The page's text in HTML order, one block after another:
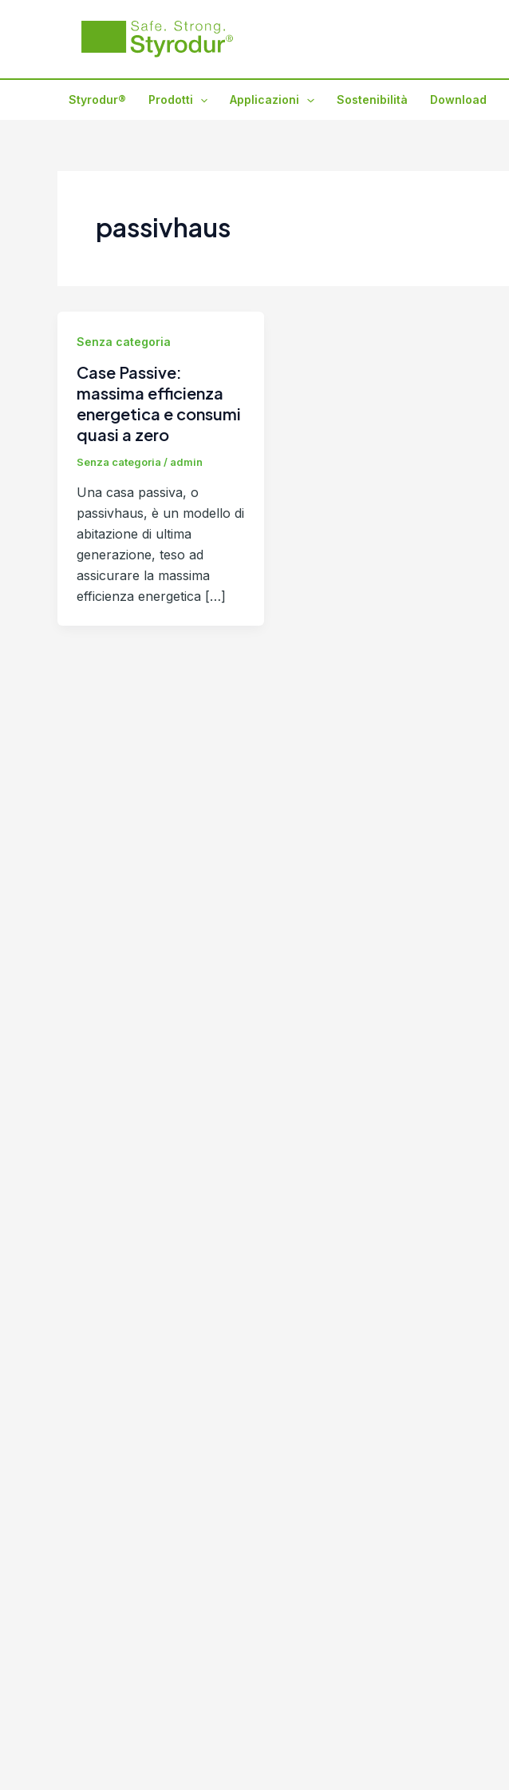
Styrodur® Prodotti Applicazioni Sostenibilità Download
passivhaus
Senza categoria
Case Passive:
massima efficienza
energetica e consumi
quasi a zero
Senza categoria / admin
Una casa passiva, o
passivhaus, è un modello di
abitazione di ultima
generazione, teso ad
assicurare la massima
efficienza energetica […]